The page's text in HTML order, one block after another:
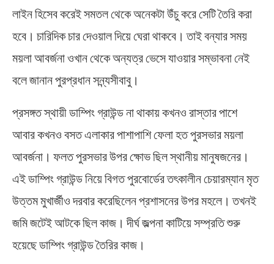
লাইন হিসেব করেই সমতল থেকে অনেকটা উঁচু করে সেটি তৈরি করা
হবে। চারিদিক চার দেওয়াল দিয়ে ঘেরা থাকবে। তাই বন্যার সময়
ময়লা আবর্জনা ওখান থেকে অন্যত্র ভেসে যাওয়ার সম্ভাবনা নেই
বলে জানান পুরপ্রধান সন্ন্যসীবাবু।
প্রসঙ্গত স্থায়ী ডাম্পিং গ্রাউন্ড না থাকায় কখনও রাস্তার পাশে
আবার কখনও বসত এলাকার পাশাপাশি ফেলা হত পুরসভার ময়লা
আবর্জনা। ফলত পুরসভার উপর ক্ষোভ ছিল স্থানীয় মানুষজনের।
এই ডাম্পিং গ্রাউন্ড নিয়ে বিগত পুরবোর্ডের তৎকালীন চেয়ারম্যান মৃত
উত্তম মুখার্জীও দরবার করেছিলেন প্রশাসনের উপর মহলে। তখনই
জমি জটেই আটকে ছিল কাজ। দীর্ঘ জল্পনা কাটিয়ে সম্প্রতি শুরু
হয়েছে ডাম্পিং গ্রাউন্ড তৈরির কাজ।